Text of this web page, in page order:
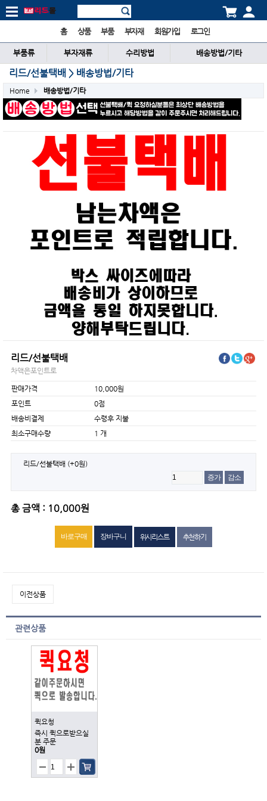
홈 상품 부품 부자재 회원가입 로그인
부품류 부자재류 수리방법 배송방법/기타
리드/선불택배 > 배송방법/기타
Home 배송방법/기타
리드/선불택배
차액은포인트로
판매가격
10,000원
포인트
0점
배송비결제
수령후 지불
최소구매수량
1 개
리드/선불택배 (+0원)
증가
감소
총 금액 : 10,000원
위시리스트 추천하기
이전상품
관련상품
퀵요청
즉시 퀵으로받으실
분 주문
0원